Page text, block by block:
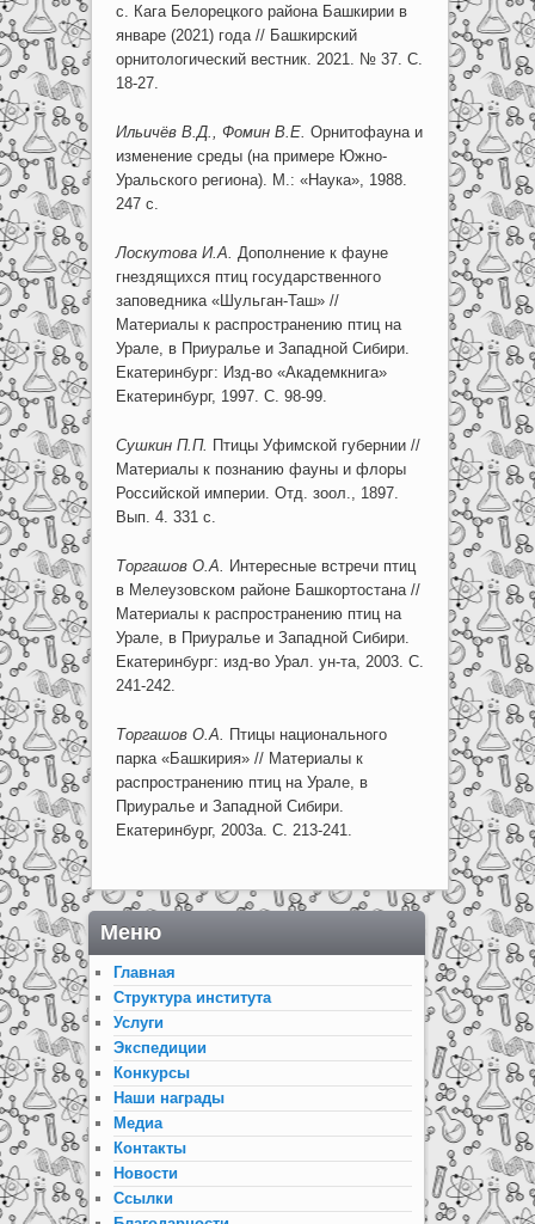
с. Кага Белорецкого района Башкирии в
январе (2021) года // Башкирский
орнитологический вестник. 2021. № 37. С.
18-27.
Ильичёв В.Д., Фомин В.Е. Орнитофауна и
изменение среды (на примере Южно-
Уральского региона). М.: «Наука», 1988.
247 с.
Лоскутова И.А.
Дополнение к фауне
гнездящихся птиц государственного
заповедника «Шульган-Таш» //
Материалы к распространению птиц на
Урале, в Приуралье и Западной Сибири.
Екатеринбург: Изд-во «Академкнига»
Екатеринбург, 1997. С. 98-99.
Сушкин П.П. Птицы Уфимской губернии //
Материалы к познанию фауны и флоры
Российской империи. Отд. зоол., 1897.
Вып. 4. 331 с.
Торгашов О.А. Интересные встречи птиц
в Мелеузовском районе Башкортостана //
Материалы к распространению птиц на
Урале, в Приуралье и Западной Сибири.
Екатеринбург: изд-во Урал. ун-та, 2003. С.
241-242.
Торгашов О.А. Птицы национального
парка «Башкирия» // Материалы к
распространению птиц на Урале, в
Приуралье и Западной Сибири.
Екатеринбург, 2003а. С. 213-241.
Меню
Главная
Структура института
Услуги
Экспедиции
Конкурсы
Наши награды
Медиа
Контакты
Новости
Ссылки